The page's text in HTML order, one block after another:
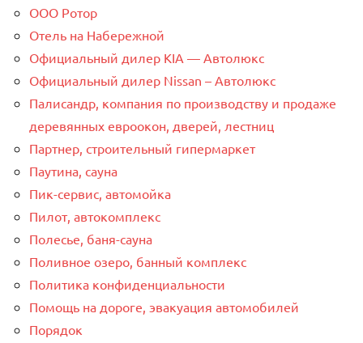
ООО Ротор
Отель на Набережной
Официальный дилер KIA — Автолюкс
Официальный дилер Nissan – Автолюкс
Палисандр, компания по производству и продаже
деревянных евроокон, дверей, лестниц
Партнер, строительный гипермаркет
Паутина, сауна
Пик-сервис, автомойка
Пилот, автокомплекс
Полесье, баня-сауна
Поливное озеро, банный комплекс
Политика конфиденциальности
Помощь на дороге, эвакуация автомобилей
Порядок